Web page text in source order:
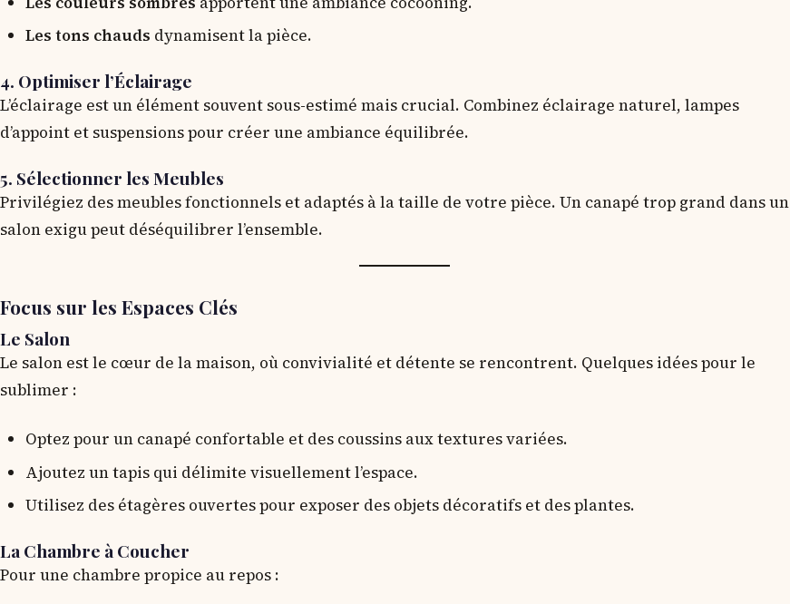
Les tons chauds dynamisent la pièce.
4. Optimiser l’Éclairage
L’éclairage est un élément souvent sous-estimé mais crucial. Combinez éclairage naturel, lampes
d’appoint et suspensions pour créer une ambiance équilibrée.
5. Sélectionner les Meubles
Privilégiez des meubles fonctionnels et adaptés à la taille de votre pièce. Un canapé trop grand dans un
salon exigu peut déséquilibrer l’ensemble.
Focus sur les Espaces Clés
Le Salon
Le salon est le cœur de la maison, où convivialité et détente se rencontrent. Quelques idées pour le
sublimer :
Optez pour un canapé confortable et des coussins aux textures variées.
Ajoutez un tapis qui délimite visuellement l’espace.
Utilisez des étagères ouvertes pour exposer des objets décoratifs et des plantes.
La Chambre à Coucher
Pour une chambre propice au repos :